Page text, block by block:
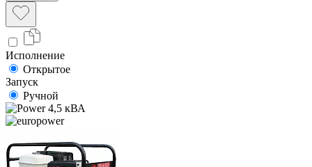
Исполнение
Открытое
Запуск
Ручной
4,5 кВА